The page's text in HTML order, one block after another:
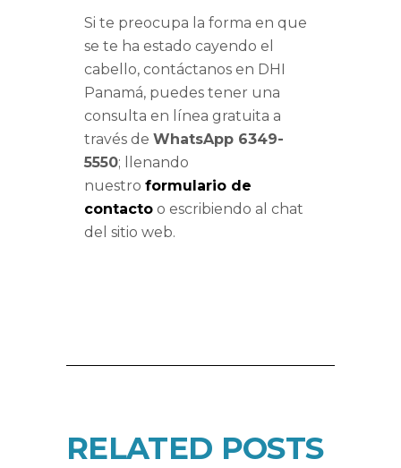
Si te preocupa la forma en que
se te ha estado cayendo el
cabello, contáctanos en DHI
Panamá, puedes tener una
consulta en línea gratuita a
través de WhatsApp 6349-
5550; llenando
nuestro formulario de
contacto o escribiendo al chat
del sitio web.
RELATED POSTS